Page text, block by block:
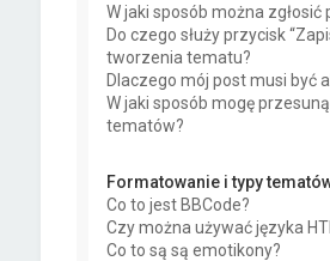
W jaki sposób można
Do czego służy przycisk
tworzenia tematu?
Dlaczego mój post musi być
W jaki sposób mogę
tematów?
Formatowanie i typy
Co to jest BBCode?
Czy można używać języka
Co to są są emotikony?